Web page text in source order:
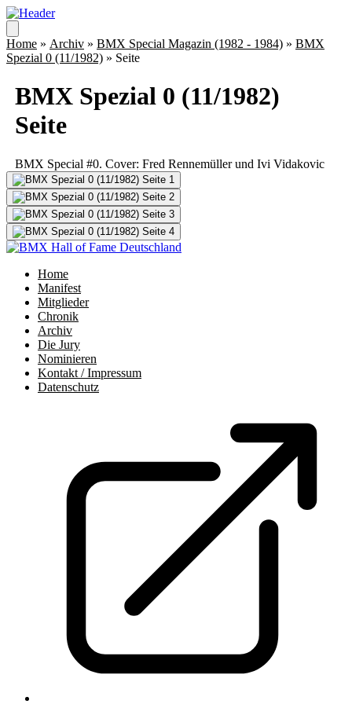
Home » Archiv » BMX Special Magazin (1982 - 1984) » BMX
Spezial 0 (11/1982) » Seite
BMX Spezial 0 (11/1982)
Seite
BMX Special #0. Cover: Fred Rennemüller und Ivi Vidakovic
Home
Manifest
Mitglieder
Chronik
Archiv
Die Jury
Nominieren
Kontakt / Impressum
Datenschutz